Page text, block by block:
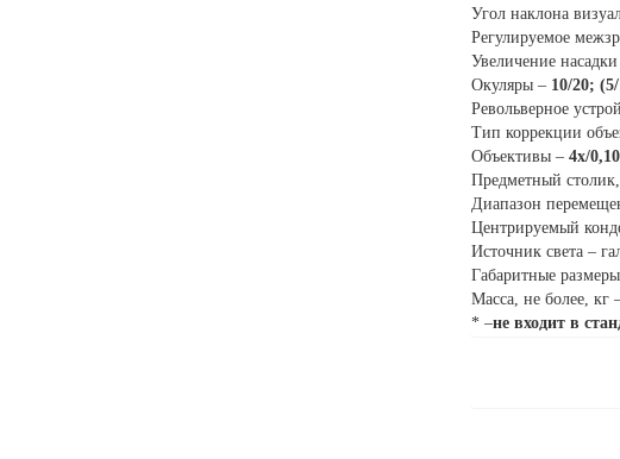
Угол наклона
Регулируемое
Увеличение
Окуляры – 10/20;
Револьверное
Тип коррекции
Объективы – 4x/
Предметный
Диапазон
Центрируемый
Источник света –
Габаритные
Масса, не более, кг
* –не входит в